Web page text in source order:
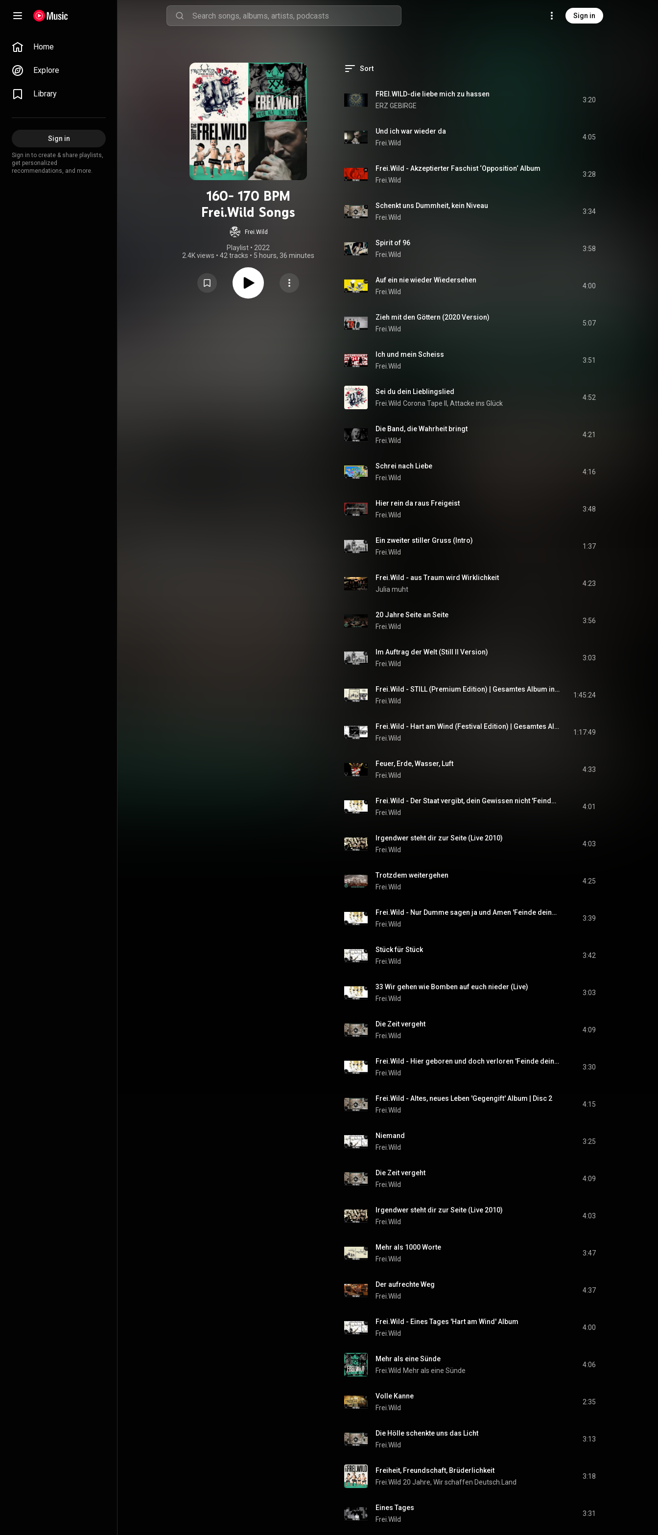
Sign in
Home
Explore
Library
Sign in
Sign in to create & share playlists,
get personalized
recommendations, and more.
160- 170 BPM
Frei.Wild Songs
Frei.Wild
Playlist • 2022
2.4K views • 42 tracks • 5 hours, 36 minutes
Sort
FREI.WILD-die liebe mich zu hassen
ERZ GEBIRGE
3:20
Und ich war wieder da
Frei.Wild
4:05
Frei.Wild - Akzeptierter Faschist ‘Opposition‘ Album
Frei.Wild
3:28
Schenkt uns Dummheit, kein Niveau
Frei.Wild
3:34
Spirit of 96
Frei.Wild
3:58
Auf ein nie wieder Wiedersehen
Frei.Wild
4:00
Zieh mit den Göttern (2020 Version)
Frei.Wild
5:07
Ich und mein Scheiss
Frei.Wild
3:51
Sei du dein Lieblingslied
Frei.Wild Corona Tape II, Attacke ins Glück
4:52
Die Band, die Wahrheit bringt
Frei.Wild
4:21
Schrei nach Liebe
Frei.Wild
4:16
Hier rein da raus Freigeist
Frei.Wild
3:48
Ein zweiter stiller Gruss (Intro)
Frei.Wild
1:37
Frei.Wild - aus Traum wird Wirklichkeit
Julia muht
4:23
20 Jahre Seite an Seite
Frei.Wild
3:56
Im Auftrag der Welt (Still II Version)
Frei.Wild
3:03
Frei.Wild - STILL (Premium Edition) | Gesamtes Album inkl. Bonus
Frei.Wild
1:45:24
Frei.Wild - Hart am Wind (Festival Edition) | Gesamtes Album inkl. Bonus
Frei.Wild
1:17:49
Feuer, Erde, Wasser, Luft
Frei.Wild
4:33
Frei.Wild - Der Staat vergibt, dein Gewissen nicht 'Feinde deiner Feinde' Album | CD1
Frei.Wild
4:01
Irgendwer steht dir zur Seite (Live 2010)
Frei.Wild
4:03
Trotzdem weitergehen
Frei.Wild
4:25
Frei.Wild - Nur Dumme sagen ja und Amen 'Feinde deiner Feinde' Album | CD1
Frei.Wild
3:39
Stück für Stück
Frei.Wild
3:42
33 Wir gehen wie Bomben auf euch nieder (Live)
Frei.Wild
3:03
Die Zeit vergeht
Frei.Wild
4:09
Frei.Wild - Hier geboren und doch verloren 'Feinde deiner Feinde' Album | CD1
Frei.Wild
3:30
Frei.Wild - Altes, neues Leben 'Gegengift' Album | Disc 2
Frei.Wild
4:15
Niemand
Frei.Wild
3:25
Die Zeit vergeht
Frei.Wild
4:09
Irgendwer steht dir zur Seite (Live 2010)
Frei.Wild
4:03
Mehr als 1000 Worte
Frei.Wild
3:47
Der aufrechte Weg
Frei.Wild
4:37
Frei.Wild - Eines Tages 'Hart am Wind' Album
Frei.Wild
4:00
Mehr als eine Sünde
Frei.Wild Mehr als eine Sünde
4:06
Volle Kanne
Frei.Wild
2:35
Die Hölle schenkte uns das Licht
Frei.Wild
3:13
Freiheit, Freundschaft, Brüderlichkeit
Frei.Wild 20 Jahre, Wir schaffen Deutsch.Land
3:18
Eines Tages
Frei.Wild
3:31